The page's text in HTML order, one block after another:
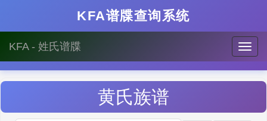
KFA谱牒查询系统
KFA - 姓氏谱牒
黄氏族谱